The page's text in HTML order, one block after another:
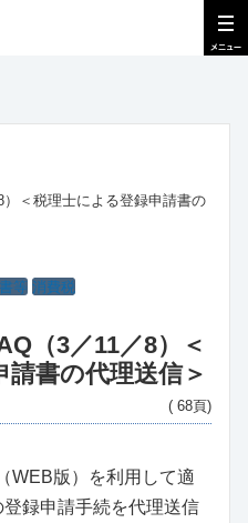
＜税理士による登録申請書の
等 消費税
（3／11／8）＜
書の代理送信＞
( 68頁)
WEB版）を利用して適
録申請手続を代理送信